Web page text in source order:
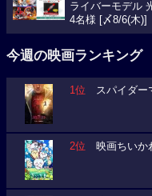
ライバーモデル
4名様 [〆8/6(木)]
今週の映画ランキング
1位 スパイダー
2位 映画ちいか